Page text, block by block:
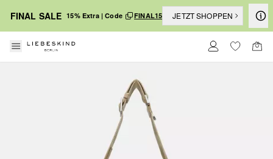
FINAL SALE 15% Extra | Code FINAL15 JETZT SHOPPEN